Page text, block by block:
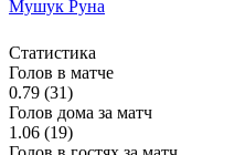
Мушук Руна
Статистика
Голов в матче
0.79 (31)
Голов дома за матч
1.06 (19)